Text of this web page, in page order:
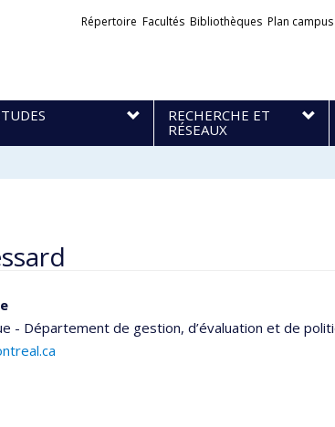
Liens
Répertoire Facultés Bibliothèques Plan campus
RECHERCHE ET
RÉSEAUX
- Département de gestion, d’évaluation et de